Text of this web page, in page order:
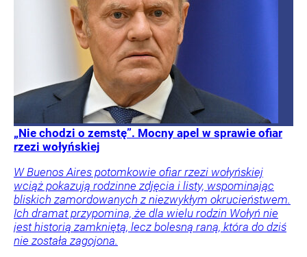
„Nie chodzi o zemstę”. Mocny apel w sprawie ofiar
rzezi wołyńskiej
W Buenos Aires potomkowie ofiar rzezi wołyńskiej
wciąż pokazują rodzinne zdjęcia i listy, wspominając
bliskich zamordowanych z niezwykłym okrucieństwem.
Ich dramat przypomina, że dla wielu rodzin Wołyń nie
jest historią zamkniętą, lecz bolesną raną, która do dziś
nie została zagojona.